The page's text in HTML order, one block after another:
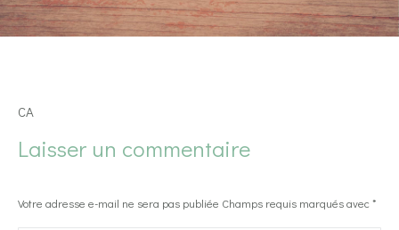
CA
Laisser un commentaire
Votre adresse e-mail ne sera pas publiée Champs requis marqués avec *